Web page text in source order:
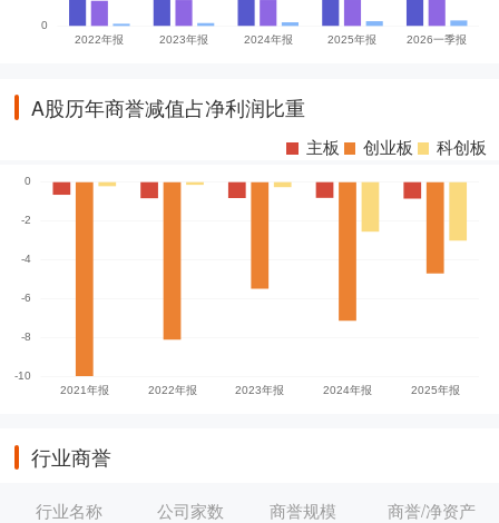
A股历年商誉减值占净利润比重
主板 创业板 科创板
行业商誉
行业名称 公司家数 商誉规模 商誉/净资产